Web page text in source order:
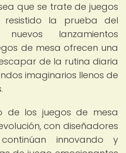
que se trate de juegos
la prueba del
lanzamientos
de mesa ofrecen una
de la rutina diaria
imaginarios llenos de
de los juegos de mesa
con diseñadores
innovando y